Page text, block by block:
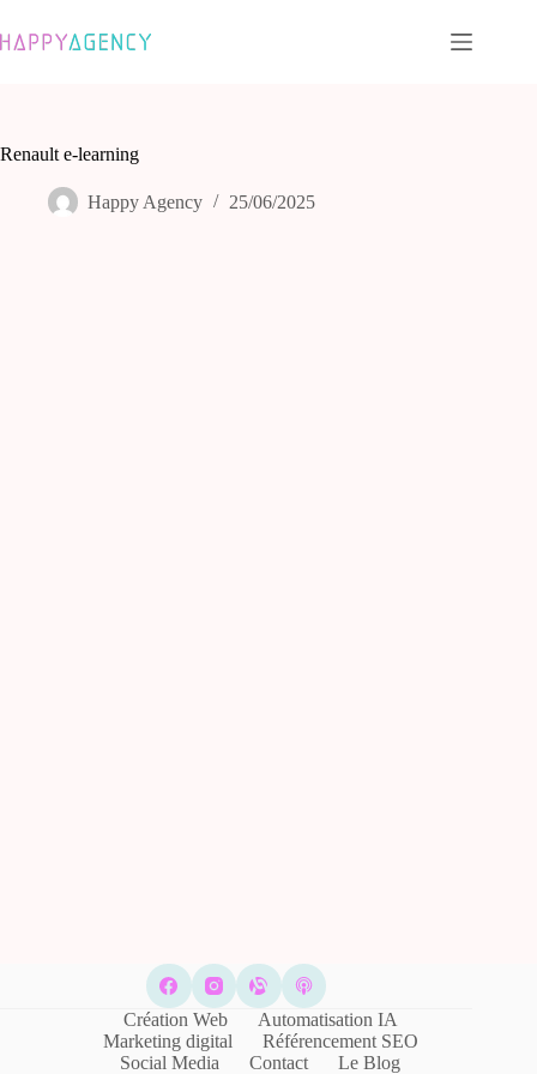
au
contenu
Renault e-learning
Happy Agency 25/06/2025
Création Web
Automatisation IA
Marketing digital
Référencement SEO
Social Media
Contact Le Blog